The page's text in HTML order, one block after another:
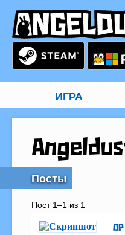
ИГРА
Посты
Пост 1–1 из 1
OP